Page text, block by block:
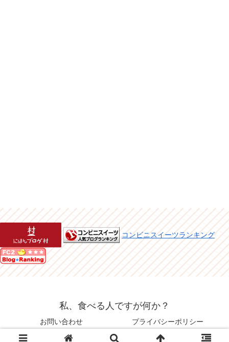
コンビニスイーツランキング
私、食べる人ですが何か？
お問い合わせ プライバシーポリシー
© 2015 私、食べる人ですが何か？.